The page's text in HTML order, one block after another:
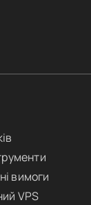
вимоги
VPS